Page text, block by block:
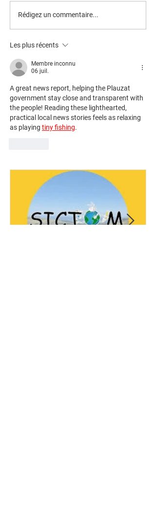
Le Petit Plauzatois N°
44
Rédigez un commentaire...
Les plus récents
Membre inconnu
06 juil.
A great news report, helping the Plauzat
government stay close and transparent with
the people! Reading these lighthearted,
practical local news stories feels as relaxing
as playing tiny fishing.